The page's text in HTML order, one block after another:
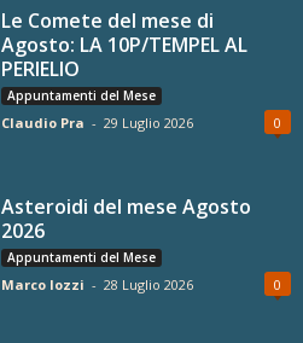
Le Comete del mese di
Agosto: LA 10P/TEMPEL AL
PERIELIO
Appuntamenti del Mese
Claudio Pra - 29 Luglio 2026 0
Asteroidi del mese Agosto
2026
Appuntamenti del Mese
Marco Iozzi - 28 Luglio 2026 0